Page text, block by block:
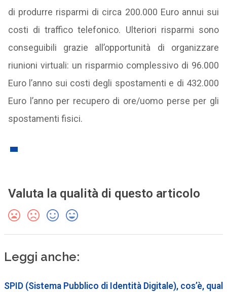
di produrre risparmi di circa 200.000 Euro annui sui
costi di traffico telefonico. Ulteriori risparmi sono
conseguibili grazie all’opportunità di organizzare
riunioni virtuali: un risparmio complessivo di 96.000
Euro l’anno sui costi degli spostamenti e di 432.000
Euro l’anno per recupero di ore/uomo perse per gli
spostamenti fisici.
Valuta la qualità di questo articolo
Leggi anche:
SPID (Sistema Pubblico di Identità Digitale), cos’è, qual